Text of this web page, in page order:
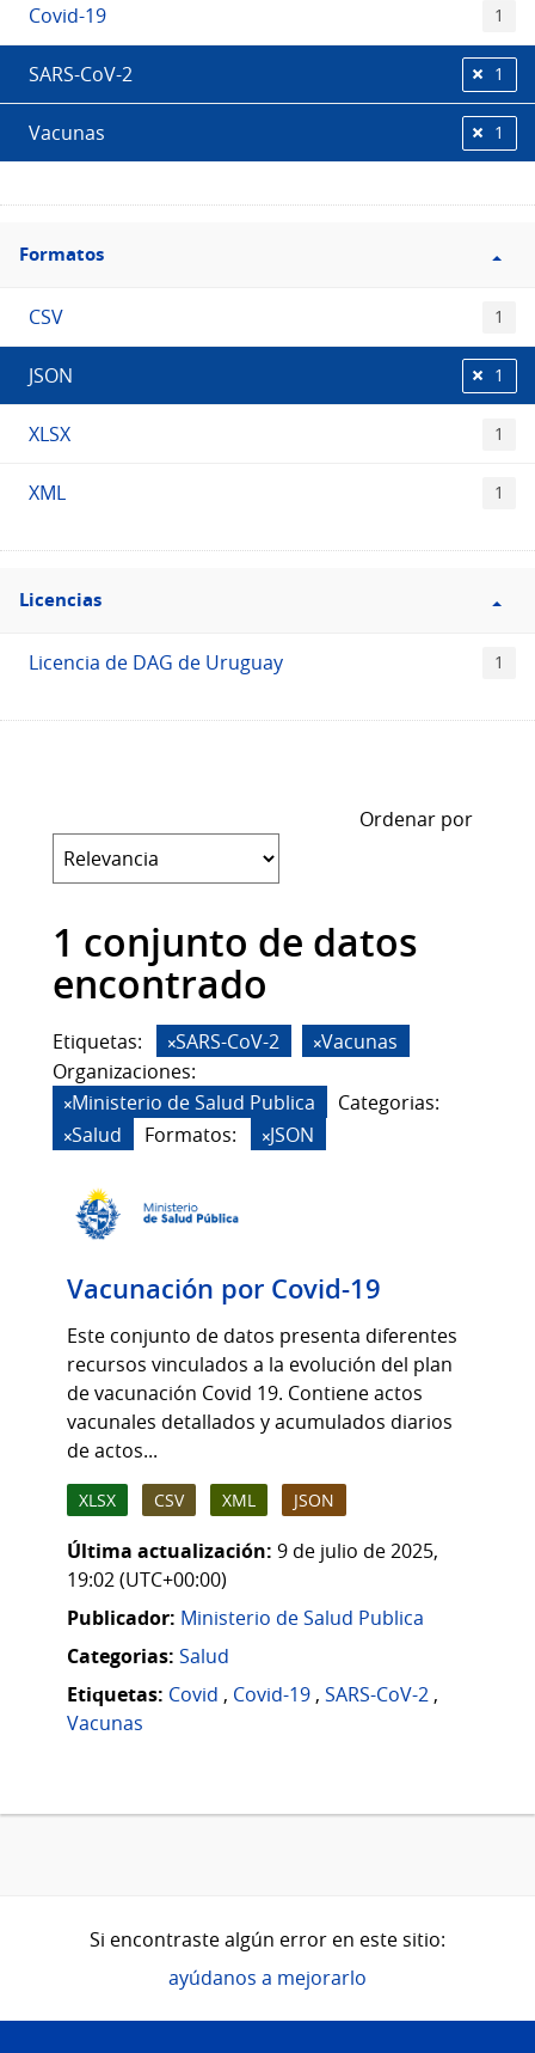
Covid-19 1
SARS-CoV-2 1
Vacunas 1
Filtro
Formatos
Formatos
CSV 1
JSON 1
XLSX 1
XML 1
Filtro
Licencias
Licencias
Licencia de DAG de Uruguay 1
Ordenar por
1 conjunto de datos
encontrado
Etiquetas: SARS-CoV-2
Vacunas
Organizaciones:
Ministerio de Salud Publica
Categorias:
Salud
Formatos: JSON
Vacunación por Covid-19
Este conjunto de datos presenta diferentes
recursos vinculados a la evolución del plan
de vacunación Covid 19. Contiene actos
vacunales detallados y acumulados diarios
de actos...
XLSX CSV XML JSON
Última actualización: 9 de julio de 2025,
19:02 (UTC+00:00)
Publicador: Ministerio de Salud Publica
Categorias: Salud
Etiquetas: Covid , Covid-19 , SARS-CoV-2 ,
Vacunas
Si encontraste algún error en este sitio:
ayúdanos a mejorarlo